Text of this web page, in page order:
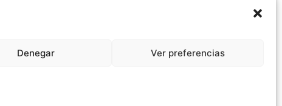
Denegar Ver preferencias
Compromiso Ético con la IA
Propiedad Intelectual